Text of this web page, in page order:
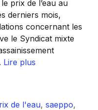
prix de l’eau au
derniers mois,
concernant les
le Syndicat mixte
Lire plus
de l'eau, saeppo,